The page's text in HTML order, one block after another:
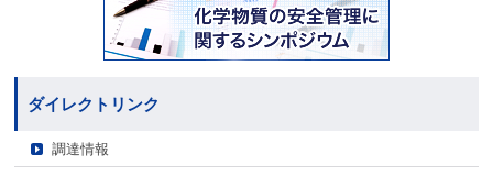
ダイレクトリンク
調達情報